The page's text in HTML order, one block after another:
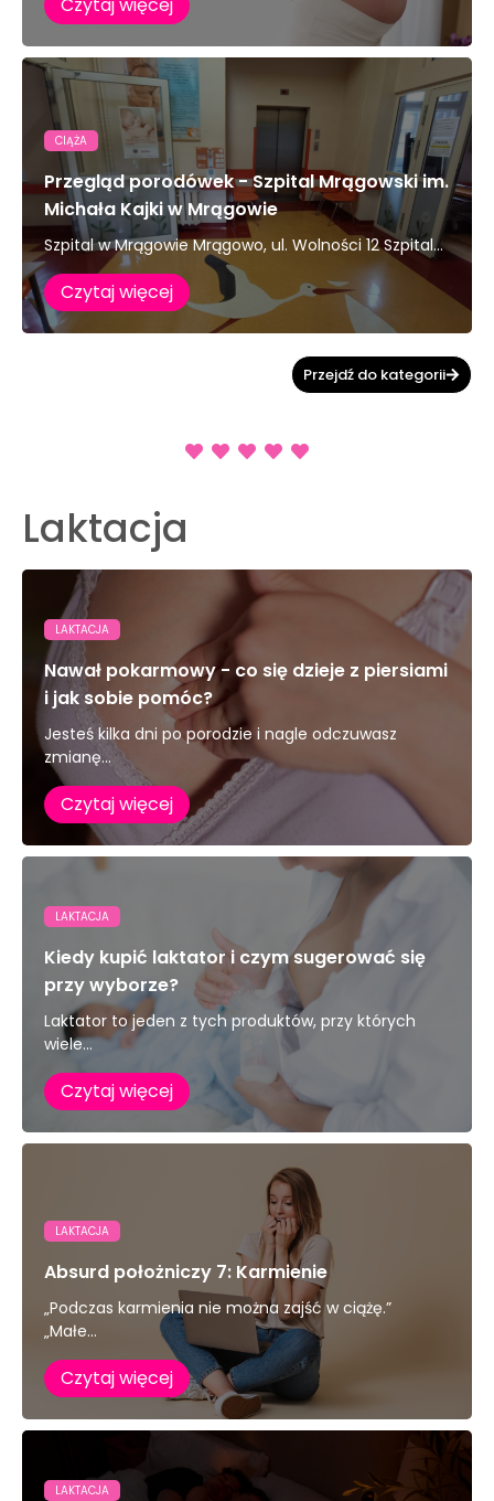
Czytaj więcej
CIĄŻA
Przegląd porodówek - Szpital Mrągowski im.
Michała Kajki w Mrągowie
Szpital w Mrągowie Mrągowo, ul. Wolności 12 Szpital...
Czytaj więcej
Przejdź do kategorii
Laktacja
LAKTACJA
Nawał pokarmowy - co się dzieje z piersiami
i jak sobie pomóc?
Jesteś kilka dni po porodzie i nagle odczuwasz
zmianę...
Czytaj więcej
LAKTACJA
Kiedy kupić laktator i czym sugerować się
przy wyborze?
Laktator to jeden z tych produktów, przy których
wiele...
Czytaj więcej
LAKTACJA
Absurd położniczy 7: Karmienie
„Podczas karmienia nie można zajść w ciążę.”
„Małe...
Czytaj więcej
LAKTACJA